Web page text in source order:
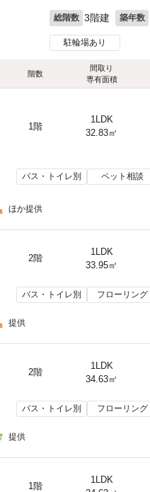
総階数 3階建 築年数
駐輪場あり
階数
間取り
専有面積
1階
1LDK
32.83㎡
バス・トイレ別 ペット相談
ほか提供
2階
1LDK
33.95㎡
バス・トイレ別 フローリング
提供
2階
1LDK
34.63㎡
バス・トイレ別 フローリング
提供
1階
1LDK